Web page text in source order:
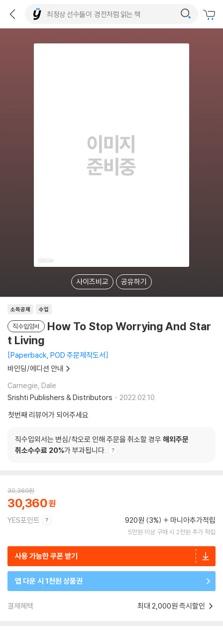
사이즈비교 공유하기
소득공제 수입
직수입양서
How To Stop Worrying And Star
t Living
Paperback, POD 주문제작도서
바인딩/에디션 안내
Carnegie, Dale
Srishti Publishers & Distributors
2022.02.10.
첫번째 리뷰어가 되어주세요
직수입외서는 변심/착오로 인해 주문을 취소할 경우 해외주문
취소수수료 20%가 부과됩니다.
30,360원
30,360
YES포인트 920원 (3%) 마니아추가적립
5만원 이상 구매 시 2천원 추가 적립
사용 가능한 쿠폰 받기
앱 다운 시 1천원 상품권
결제혜택 최대 2,000원 즉시할인